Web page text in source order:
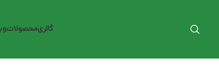
گالریمحصولات